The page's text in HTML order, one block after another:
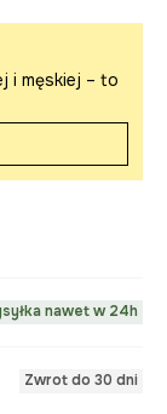
i męskiej – to
nawet w 24h
Zwrot do 30 dni